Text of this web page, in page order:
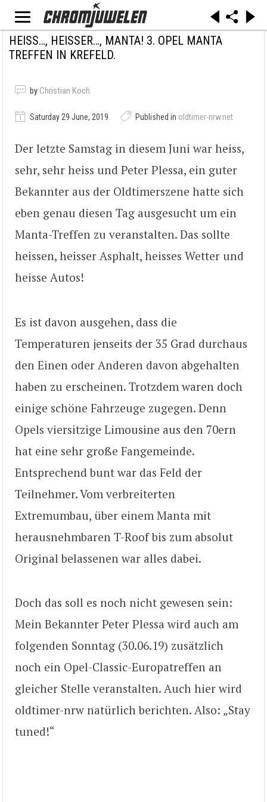
HEISS…, HEISSER…, MANTA! 3. OPEL MANTA
TREFFEN IN KREFELD.
by Christian Koch
Saturday 29 June, 2019 Published in oldtimer-nrw.net
Der letzte Samstag in diesem Juni war heiss,
sehr, sehr heiss und Peter Plessa, ein guter
Bekannter aus der Oldtimerszene hatte sich
eben genau diesen Tag ausgesucht um ein
Manta-Treffen zu veranstalten. Das sollte
heissen, heisser Asphalt, heisses Wetter und
heisse Autos!
Es ist davon ausgehen, dass die
Temperaturen jenseits der 35 Grad durchaus
den Einen oder Anderen davon abgehalten
haben zu erscheinen. Trotzdem waren doch
einige schöne Fahrzeuge zugegen. Denn
Opels viersitzige Limousine aus den 70ern
hat eine sehr große Fangemeinde.
Entsprechend bunt war das Feld der
Teilnehmer. Vom verbreiterten
Extremumbau, über einem Manta mit
herausnehmbaren T-Roof bis zum absolut
Original belassenen war alles dabei.
Doch das soll es noch nicht gewesen sein:
Mein Bekannter Peter Plessa wird auch am
folgenden Sonntag (30.06.19) zusätzlich
noch ein Opel-Classic-Europatreffen an
gleicher Stelle veranstalten. Auch hier wird
oldtimer-nrw natürlich berichten. Also: „Stay
tuned!“